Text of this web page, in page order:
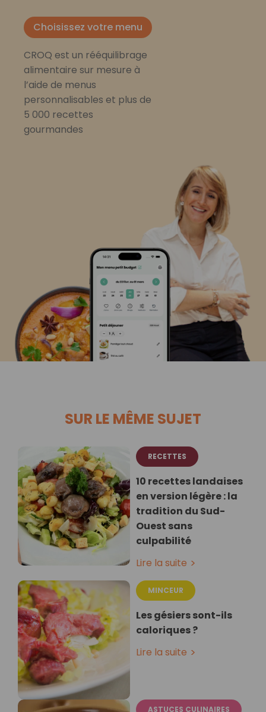
Choisissez votre menu
CROQ est un rééquilibrage
alimentaire sur mesure à
l’aide de menus
personnalisables et plus de
5 000 recettes
gourmandes
SUR LE MÊME SUJET
RECETTES
10 recettes landaises
en version légère : la
tradition du Sud-
Ouest sans
culpabilité
Lire la suite
MINCEUR
Les gésiers sont-ils
caloriques ?
Lire la suite
ASTUCES CULINAIRES